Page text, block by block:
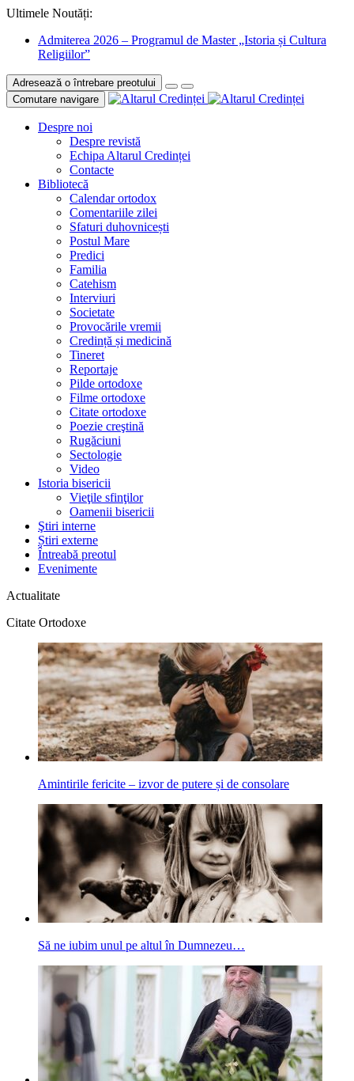
Ultimele Noutăți:
Admiterea 2026 – Programul de Master „Istoria și Cultura
Religiilor”
Adresează o întrebare preotului
Comutare navigare
Despre noi
Despre revistă
Echipa Altarul Credinței
Contacte
Bibliotecă
Calendar ortodox
Comentariile zilei
Sfaturi duhovnicești
Postul Mare
Predici
Familia
Catehism
Interviuri
Societate
Provocările vremii
Credință și medicină
Tineret
Reportaje
Pilde ortodoxe
Filme ortodoxe
Citate ortodoxe
Poezie creştină
Rugăciuni
Sectologie
Video
Istoria bisericii
Vieţile sfinţilor
Oamenii bisericii
Ştiri interne
Știri externe
Întreabă preotul
Evenimente
Actualitate
Citate Ortodoxe
Amintirile fericite – izvor de putere și de consolare
Să ne iubim unul pe altul în Dumnezeu…